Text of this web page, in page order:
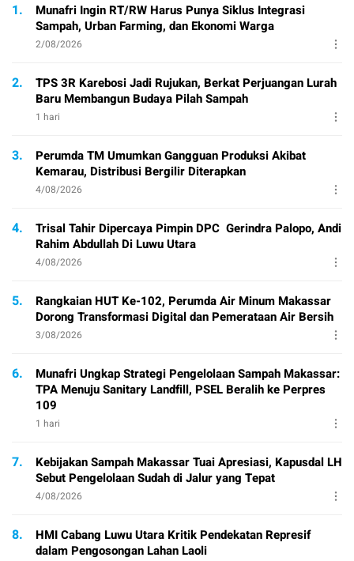
1.
Munafri Ingin RT/RW Harus Punya Siklus Integrasi
Sampah, Urban Farming, dan Ekonomi Warga
2/08/2026
2.
TPS 3R Karebosi Jadi Rujukan, Berkat Perjuangan Lurah
Baru Membangun Budaya Pilah Sampah
1 hari
3.
Perumda TM Umumkan Gangguan Produksi Akibat
Kemarau, Distribusi Bergilir Diterapkan
4/08/2026
4.
Trisal Tahir Dipercaya Pimpin DPC Gerindra Palopo, Andi
Rahim Abdullah Di Luwu Utara
4/08/2026
5.
Rangkaian HUT Ke-102, Perumda Air Minum Makassar
Dorong Transformasi Digital dan Pemerataan Air Bersih
3/08/2026
6.
Munafri Ungkap Strategi Pengelolaan Sampah Makassar:
TPA Menuju Sanitary Landfill, PSEL Beralih ke Perpres
109
1 hari
7.
Kebijakan Sampah Makassar Tuai Apresiasi, Kapusdal LH
Sebut Pengelolaan Sudah di Jalur yang Tepat
4/08/2026
8.
HMI Cabang Luwu Utara Kritik Pendekatan Represif
dalam Pengosongan Lahan Laoli